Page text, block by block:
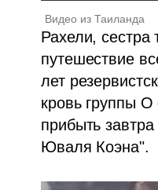
Видео из Таиланда
Рахели, сестра
путешествие
лет
кровь группы
прибыть
Юваля Коэна".